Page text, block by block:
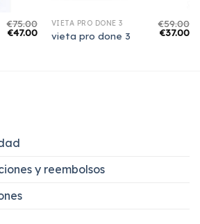
€75.00
€47.00
VIETA PRO DONE 3
vieta pro done 3
€59.00
€37.00
y reembolsos